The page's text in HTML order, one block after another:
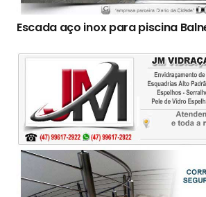
Escada aço inox para piscina